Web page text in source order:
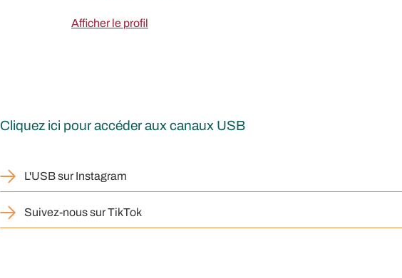
Afficher le profil
Cliquez ici pour accéder aux canaux USB
L'USB sur Instagram
Suivez-nous sur TikTok